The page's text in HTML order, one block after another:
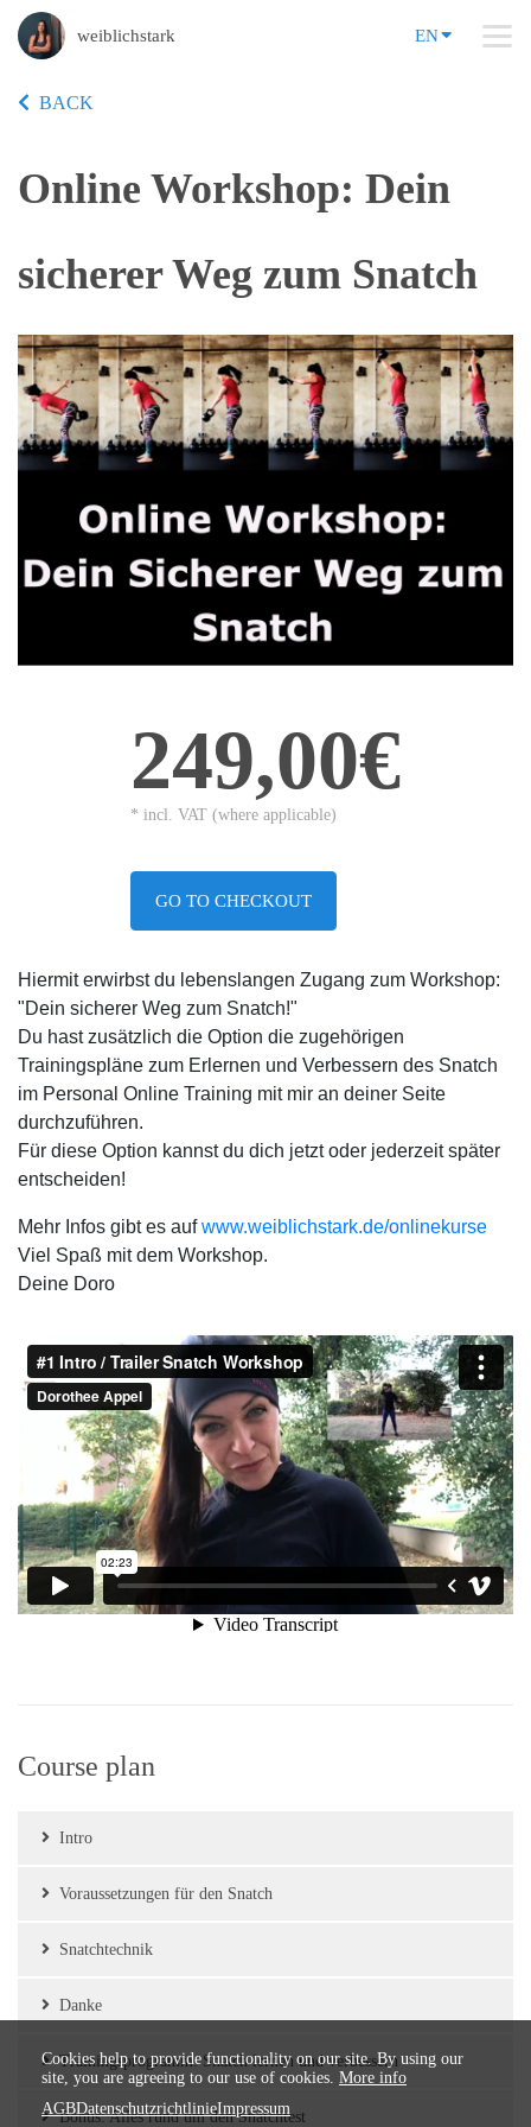
weiblichstark EN
BACK
Online Workshop: Dein
sicherer Weg zum Snatch
249,00€
* incl. VAT (where applicable)
GO TO CHECKOUT
Hiermit erwirbst du lebenslangen Zugang zum Workshop:
"Dein sicherer Weg zum Snatch!"
Du hast zusätzlich die Option die zugehörigen
Trainingspläne zum Erlernen und Verbessern des Snatch
im Personal Online Training mit mir an deiner Seite
durchzuführen.
Für diese Option kannst du dich jetzt oder jederzeit später
entscheiden!
Mehr Infos gibt es aufwww.weiblichstark.de/onlinekurse
Viel Spaß mit dem Workshop.
Deine Doro
Course plan
Intro
Voraussetzungen für den Snatch
Snatchtechnik
Danke
Trainingsprogramm: Snatch lernen und verbessern
Bonus: Alles rund um den Snatchtest
Cookies help to provide functionality on our site. By using our
site, you are agreeing to our use of cookies. More info
AGBDatenschutzrichtlinieImpressum